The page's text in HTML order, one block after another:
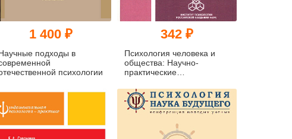
1 400 ₽
подходы в
психологии
342 ₽
Психология человека и
общества: Научно-
практические